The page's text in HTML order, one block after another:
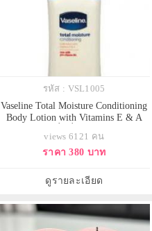
รหัส : VSL1005
Vaseline Total Moisture Conditioning
Body Lotion with Vitamins E & A
ตามิน A และ E และ B5 ช่วยให้ผิว
แข็งแรงยืดหยุ่น ใหม่แท้ 100% ส่ง
views 6121 คน
ราคา 380 บาท
ดูรายละเอียด